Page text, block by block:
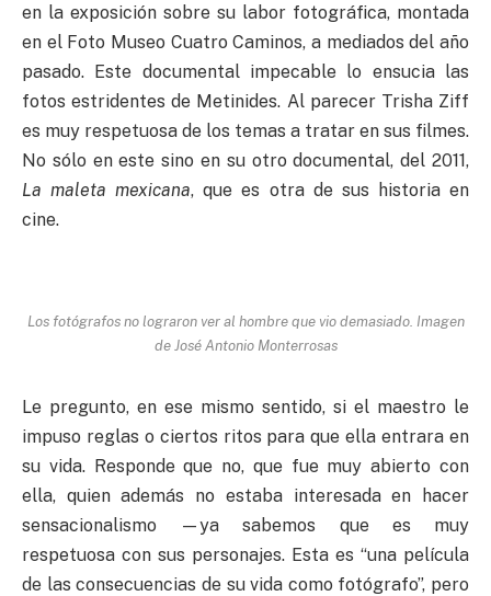
en la exposición sobre su labor fotográfica, montada
en el Foto Museo Cuatro Caminos, a mediados del año
pasado. Este documental impecable lo ensucia las
fotos estridentes de Metinides. Al parecer Trisha Ziff
es muy respetuosa de los temas a tratar en sus filmes.
No sólo en este sino en su otro documental, del 2011,
La maleta mexicana, que es otra de sus historia en
cine.
Los fotógrafos no lograron ver al hombre que vio demasiado. Imagen
de José Antonio Monterrosas
Le pregunto, en ese mismo sentido, si el maestro le
impuso reglas o ciertos ritos para que ella entrara en
su vida. Responde que no, que fue muy abierto con
ella, quien además no estaba interesada en hacer
sensacionalismo —ya sabemos que es muy
respetuosa con sus personajes. Esta es “una película
de las consecuencias de su vida como fotógrafo”, pero